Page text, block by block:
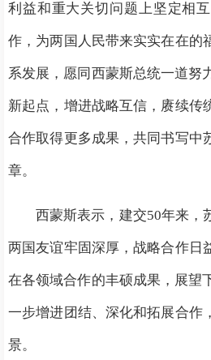
利益和重大关切问题上坚定相
作，为两国人民带来实实在在的
系发展，愿同西蒙斯总统一道努
新起点，增进战略互信，赓续传
合作取得更多成果，共同书写中
章。
西蒙斯表示，建交50年来，
两国友谊牢固深厚，战略合作日
在各领域合作的丰硕成果，展望
一步增进团结、深化和拓展合作
景。